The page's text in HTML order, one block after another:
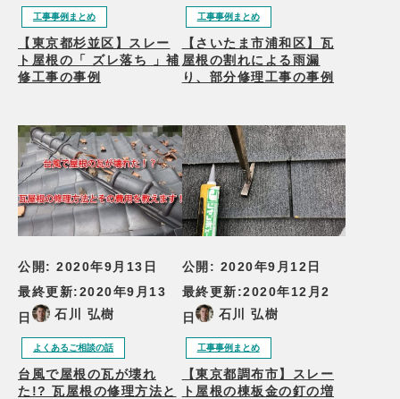
工事事例まとめ
【東京都杉並区】スレー
ト屋根の「 ズレ落ち 」補
修工事の事例
工事事例まとめ
【さいたま市浦和区】瓦
屋根の割れによる雨漏
り、部分修理工事の事例
公開: 2020年9月13日
最終更新:2020年9月13
日
石川 弘樹
よくあるご相談の話
台風で屋根の瓦が壊れ
た!? 瓦屋根の修理方法と
公開: 2020年9月12日
最終更新:2020年12月2
日
石川 弘樹
工事事例まとめ
【東京都調布市】スレー
ト屋根の棟板金の釘の増